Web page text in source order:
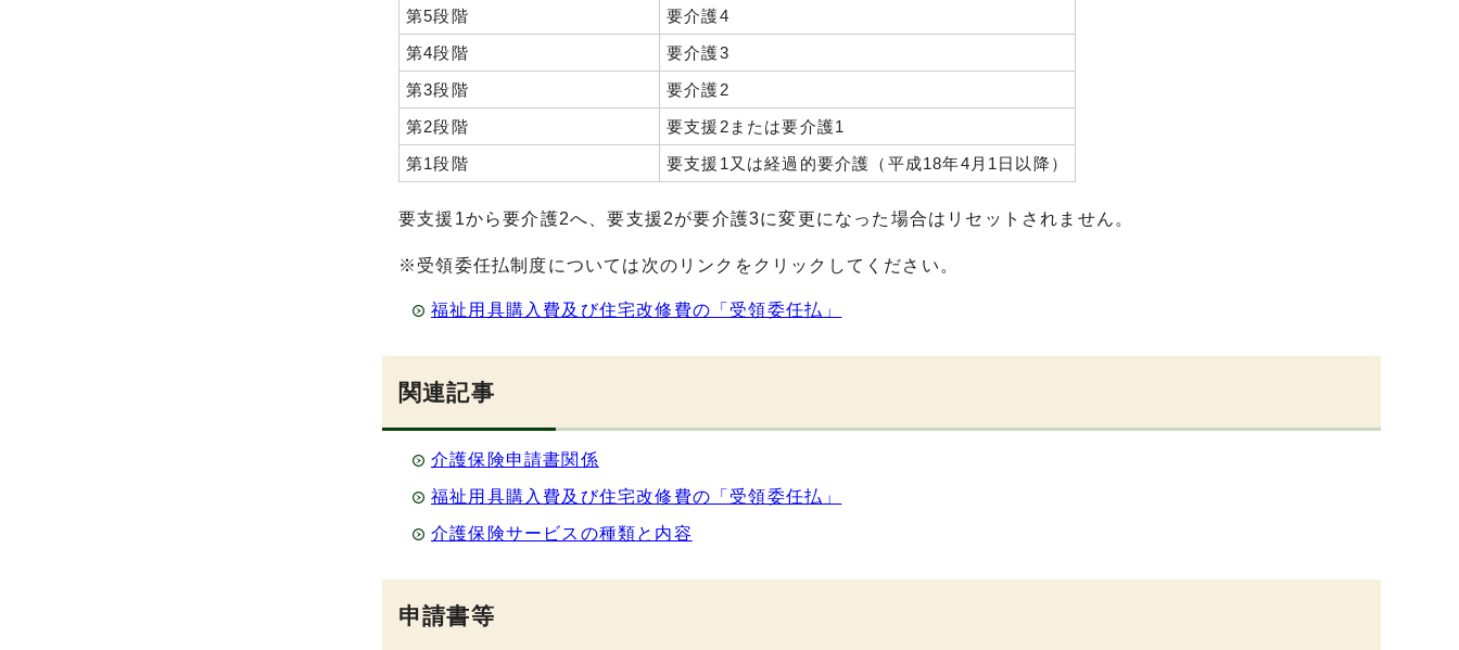
第5段階
要介護4
第4段階
要介護3
第3段階
要介護2
第2段階
要支援2または要介護1
第1段階
要支援1又は経過的要介護（平成18年4月1日以降）
要支援1から要介護2へ、要支援2が要介護3に変更になった場合はリセットされません。
※受領委任払制度については次のリンクをクリックしてください。
福祉用具購入費及び住宅改修費の「受領委任払」
関連記事
介護保険申請書関係
福祉用具購入費及び住宅改修費の「受領委任払」
介護保険サービスの種類と内容
申請書等